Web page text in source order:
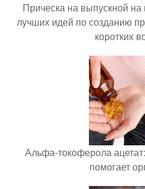
Прическа на выпускной
лучших идей по созданию
коротких
Альфа-токоферола ацетат:
помогает